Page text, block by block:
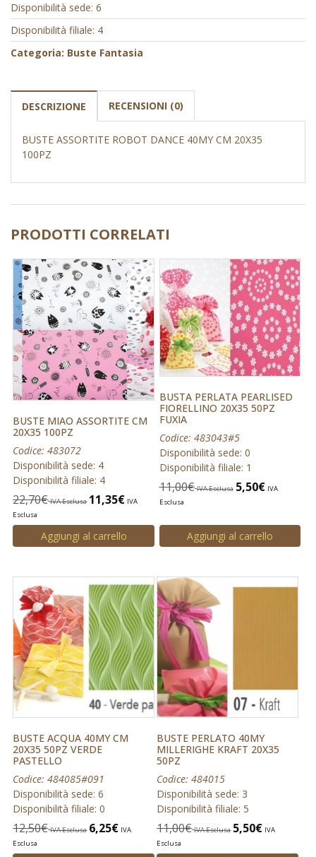
Disponibilità sede: 6
Disponibilità filiale: 4
Categoria: Buste Fantasia
DESCRIZIONE RECENSIONI (0)
BUSTE ASSORTITE ROBOT DANCE 40MY CM 20X35
100PZ
PRODOTTI CORRELATI
BUSTE MIAO ASSORTITE CM
20X35 100PZ
Codice: 483072
Disponibilità sede: 4
Disponibilità filiale: 4
22,70€ IVA Esclusa 11,35€ IVA
Esclusa
Aggiungi al carrello
BUSTA PERLATA PEARLISED
FIORELLINO 20X35 50PZ
FUXIA
Codice: 483043#5
Disponibilità sede: 0
Disponibilità filiale: 1
11,00€ IVA Esclusa 5,50€ IVA
Esclusa
Aggiungi al carrello
BUSTE ACQUA 40MY CM
20X35 50PZ VERDE
PASTELLO
Codice: 484085#091
Disponibilità sede: 6
Disponibilità filiale: 0
12,50€ IVA Esclusa 6,25€ IVA
Esclusa
BUSTE PERLATO 40MY
MILLERIGHE KRAFT 20X35
50PZ
Codice: 484015
Disponibilità sede: 3
Disponibilità filiale: 5
11,00€ IVA Esclusa 5,50€ IVA
Esclusa